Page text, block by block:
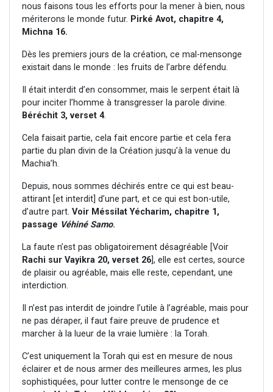
nous faisons tous les efforts pour la mener à bien, nous
mériterons le monde futur. Pirké Avot, chapitre 4,
Michna 16.
Dès les premiers jours de la création, ce mal-mensonge
existait dans le monde : les fruits de l’arbre défendu.
Il était interdit d’en consommer, mais le serpent était là
pour inciter l’homme à transgresser la parole divine.
Béréchit 3, verset 4.
Cela faisait partie, cela fait encore partie et cela fera
partie du plan divin de la Création jusqu’à la venue du
Machia’h.
Depuis, nous sommes déchirés entre ce qui est beau-
attirant [et interdit] d’une part, et ce qui est bon-utile,
d’autre part. Voir Méssilat Yécharim, chapitre 1,
passage Véhiné Samo.
La faute n’est pas obligatoirement désagréable [Voir
Rachi sur Vayikra 20, verset 26 ], elle est certes, source
de plaisir ou agréable, mais elle reste, cependant, une
interdiction.
Il n’est pas interdit de joindre l’utile à l’agréable, mais pour
ne pas déraper, il faut faire preuve de prudence et
marcher à la lueur de la vraie lumière : la Torah.
C’est uniquement la Torah qui est en mesure de nous
éclairer et de nous armer des meilleures armes, les plus
sophistiquées, pour lutter contre le mensonge de ce